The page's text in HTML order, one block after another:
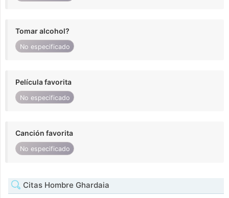
Tomar alcohol?
No especificado
Película favorita
No especificado
Canción favorita
No especificado
Citas Hombre Ghardaia